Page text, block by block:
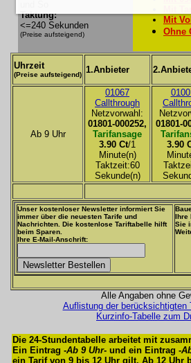
Taktung:
<=240 Sekunden
(Preise aufsteigend)
Mit
Ohne
Uhrzeit
(Preise aufsteigend) 1.Anbieter
Ab 9 Uhr
01067
Callthrough
Netzvorwahl:
01801-000252,
Tarifansage
3.90 Ct/1
Minute(n)
Taktzeit:60
Sekunde(n)
01801-
3.90
Unser kostenloser Newsletter informiert Sie
immer über die neuesten Tarife und
Nachrichten. Die kostenlose Tariftabelle hilft
beim Sparen.
Ihre E-Mail-Anschrift:
Ihre
Sie
Alle Angaben ohne
Auflistung der berücksichtigten
Kurzinfo-Tabelle zum
Die 24-Stundentabelle arbeitet mit
Ein Eintrag -Ab 9 Uhr- und ein Eintrag -
ein Tarif von 9 bis 12 Uhr gilt. Ab 12 Uhr